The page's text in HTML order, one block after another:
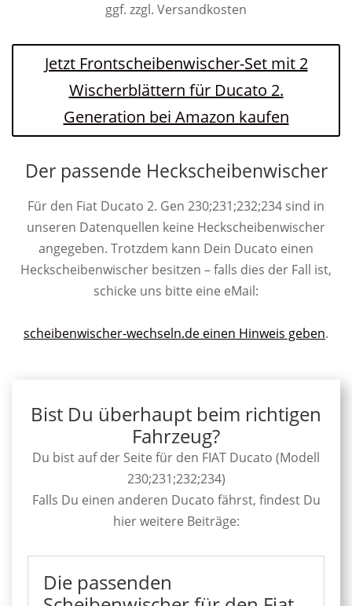
ggf. zzgl. Versandkosten
Jetzt Frontscheibenwischer-Set mit 2
Wischerblättern für Ducato 2.
Generation bei Amazon kaufen
Der passende Heckscheibenwischer
Für den Fiat Ducato 2. Gen 230;231;232;234 sind in
unseren Datenquellen keine Heckscheibenwischer
angegeben. Trotzdem kann Dein Ducato einen
Heckscheibenwischer besitzen – falls dies der Fall ist,
schicke uns bitte eine eMail:
scheibenwischer-wechseln.de einen Hinweis geben.
Bist Du überhaupt beim richtigen
Fahrzeug?
Du bist auf der Seite für den FIAT Ducato (Modell
230;231;232;234)
Falls Du einen anderen Ducato fährst, findest Du
hier weitere Beiträge:
Die passenden